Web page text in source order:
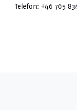
Telefon: +46 705